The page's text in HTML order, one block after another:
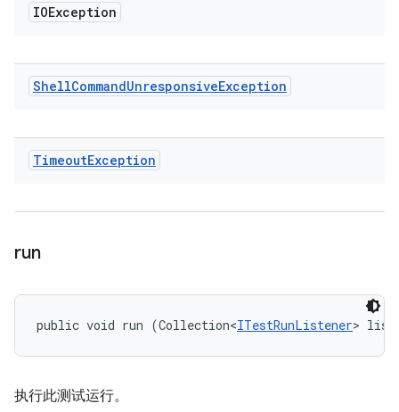
IOException
ShellCommandUnresponsiveException
TimeoutException
run
public void run (Collection<ITestRunListener>
执行此测试运行。